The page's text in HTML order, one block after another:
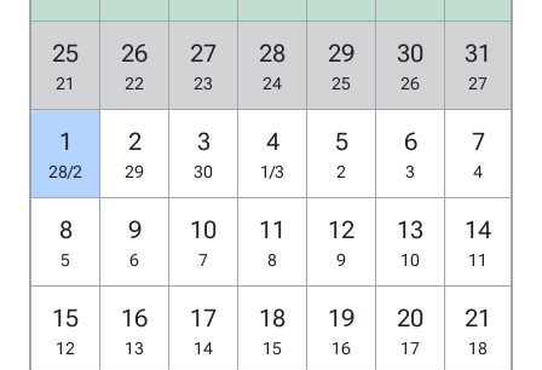
25
21
26
22
27
23
28
24
29
25
30
26
31
27
1
28/2
2
29
3
30
4
1/3
5
2
6
3
7
4
8
5
9
6
10
7
11
8
12
9
13
10
14
11
15
12
16
13
17
14
18
15
19
16
20
17
21
18